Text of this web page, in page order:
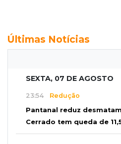
Últimas Notícias
SEXTA, 07 DE AGOSTO
23:54 Redução
Pantanal reduz
Cerrado tem queda de